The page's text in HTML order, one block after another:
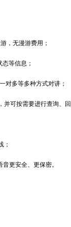
，无漫游费用；
等信息；
对多等多种方式对讲；
可按需要进行查询、回
；
更安全、更保密。